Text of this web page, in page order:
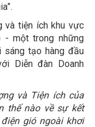
và tiện ích khu vực
- một trong những
tạo hàng đầu
Diễn đàn Doanh
và Tiện ích của
thế nào về sự kết
gió ngoài khơi